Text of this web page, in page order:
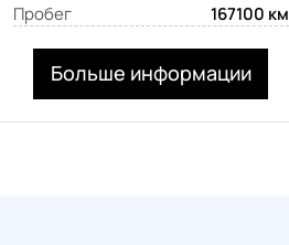
Пробег 167100 км
Больше информации